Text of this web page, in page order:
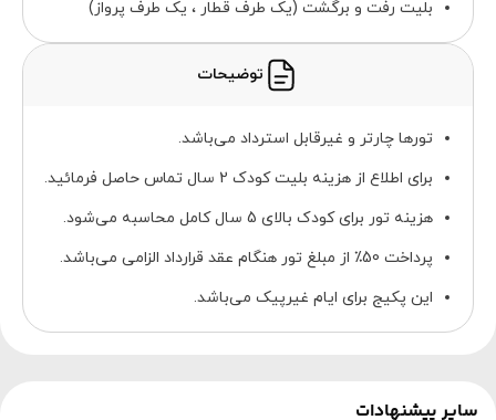
بلیت رفت و برگشت (یک طرف قطار ، یک طرف پرواز)
توضیحات
تورها چارتر و غیرقابل استرداد می‌باشد.
برای اطلاع از هزینه بلیت کودک 2 سال تماس حاصل فرمائید.
هزینه تور برای کودک بالای 5 سال کامل محاسبه می‌شود.
پرداخت 50٪ از مبلغ تور هنگام عقد قرارداد الزامی می‌باشد.
این پکیج برای ایام غیرپیک می‌باشد.
سایر پیشنهادات